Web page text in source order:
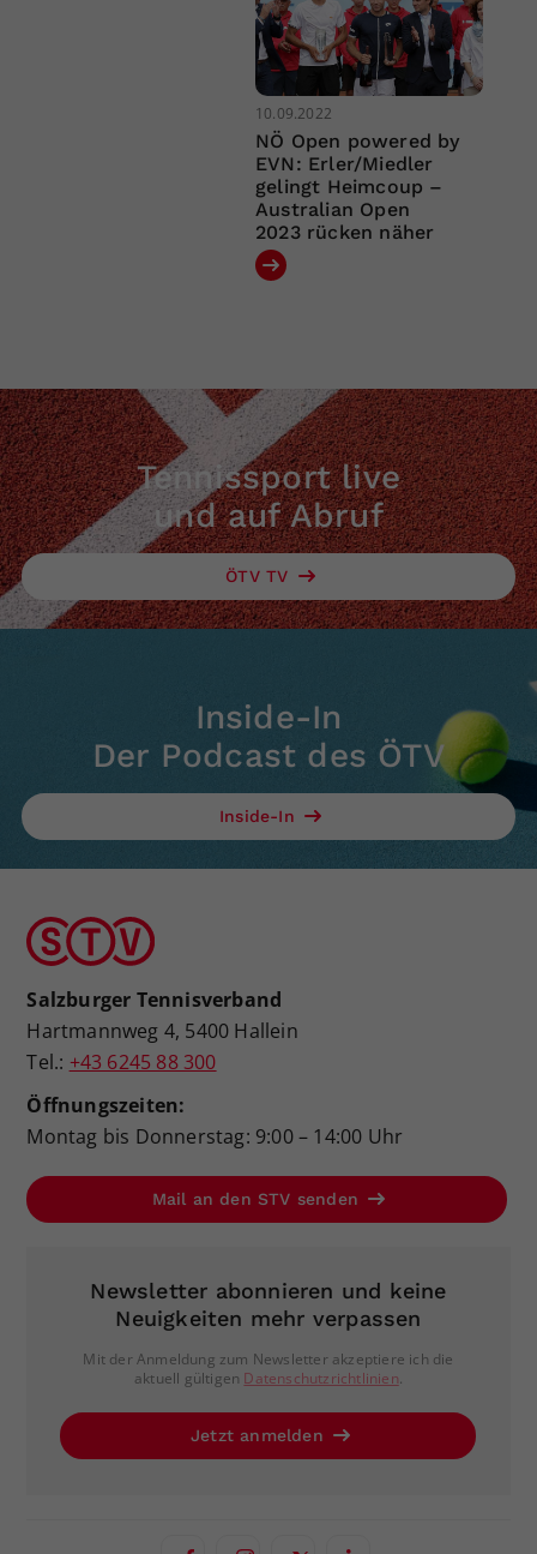
10.09.2022
NÖ Open powered by
EVN: Erler/Miedler
gelingt Heimcoup –
Australian Open
2023 rücken näher
Tennissport live
und auf Abruf
ÖTV TV
Inside-In
Der Podcast des ÖTV
Inside-In
Salzburger Tennisverband
Hartmannweg 4, 5400 Hallein
Tel.: +43 6245 88 300
Öffnungszeiten:
Montag bis Donnerstag: 9:00 – 14:00 Uhr
Mail an den STV senden
Newsletter abonnieren und keine
Neuigkeiten mehr verpassen
Mit der Anmeldung zum Newsletter akzeptiere ich die
aktuell gültigen Datenschutzrichtlinien.
Jetzt anmelden